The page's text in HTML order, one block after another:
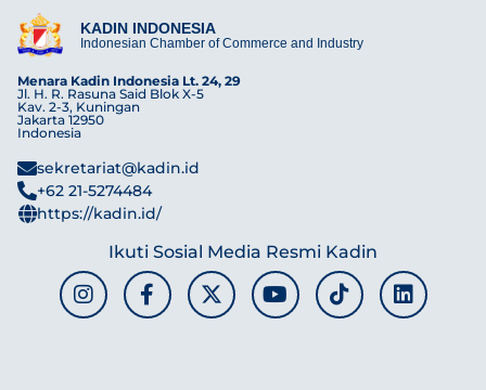
KADIN INDONESIA
Indonesian Chamber of Commerce and Industry
Menara Kadin Indonesia Lt. 24, 29
Jl. H. R. Rasuna Said Blok X-5
Kav. 2-3, Kuningan
Jakarta 12950
Indonesia
sekretariat@kadin.id
+62 21-5274484
https://kadin.id/
Ikuti Sosial Media Resmi Kadin